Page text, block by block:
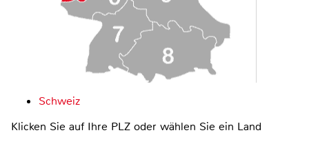
Schweiz
Klicken Sie auf Ihre PLZ oder wählen Sie ein Land